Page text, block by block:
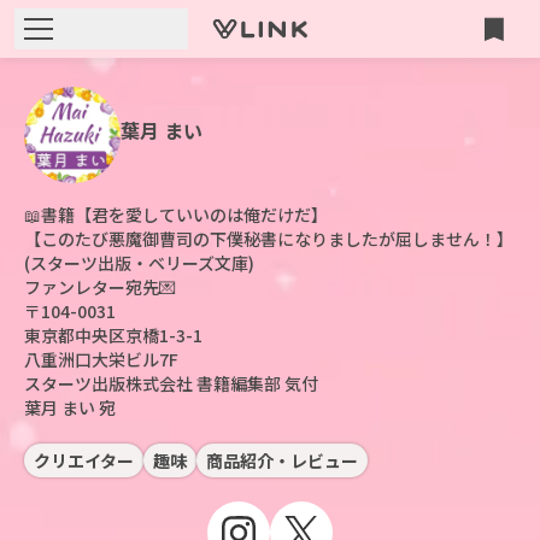
葉月 まい
📖書籍【君を愛していいのは俺だけだ】
【このたび悪魔御曹司の下僕秘書になりましたが屈しません！】
(スターツ出版・ベリーズ文庫)
ファンレター宛先💌
〒104-0031
東京都中央区京橋1-3-1
八重洲口大栄ビル7F
スターツ出版株式会社 書籍編集部 気付
葉月 まい 宛
クリエイター 趣味 商品紹介・レビュー